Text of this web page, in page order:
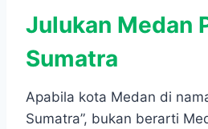
Julukan Medan
Sumatra
Apabila kota Medan di
Sumatra”, bukan berarti